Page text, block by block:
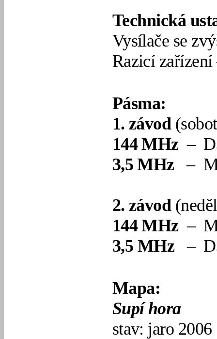
Technická
Vysílače se
Razicí
Pásma:
1. závod
144 MHz–
3,5 MHz–
2. závod
144 MHz–
3,5 MHz –
Mapa:
Supí hora
stav: jaro 2006